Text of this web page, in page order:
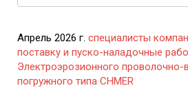
Апрель 2026 г. специалисты
поставку и пуско-наладочные
Электроэрозионного проволочно-
погружного типа CHMER